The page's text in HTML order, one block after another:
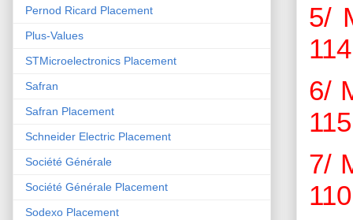
5/
6/
7/
Pernod Ricard Placement
Plus-Values
STMicroelectronics Placement
Safran
Safran Placement
Schneider Electric Placement
Société Générale
Société Générale Placement
Sodexo Placement